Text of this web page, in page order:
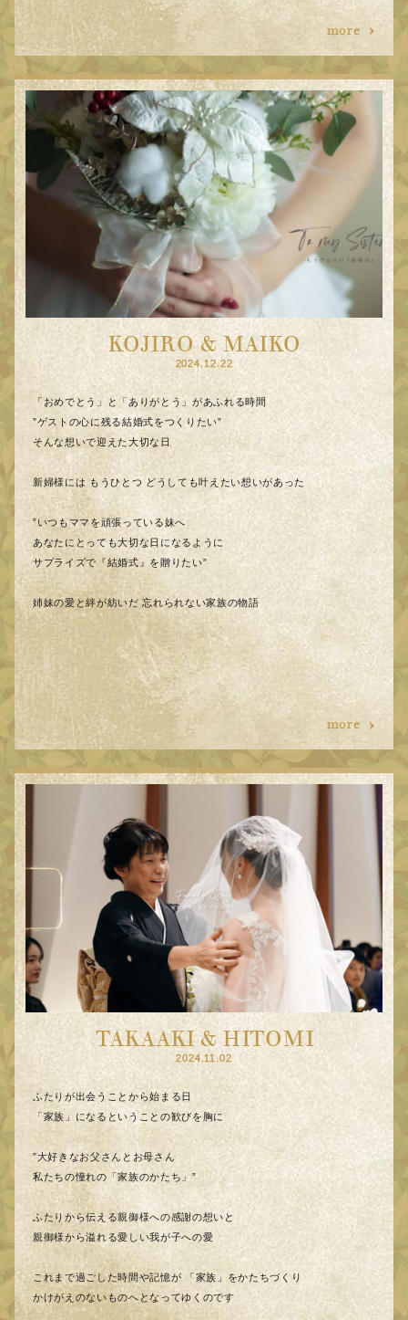
more
KOJIRO & MAIKO
2024.12.22
「おめでとう」と「ありがとう」があふれる時間
”ゲストの心に残る結婚式をつくりたい”
そんな想いで迎えた大切な日
新婦様には もうひとつ どうしても叶えたい想いがあった
”いつもママを頑張っている妹へ
あなたにとっても大切な日になるように
サプライズで『結婚式』を贈りたい”
姉妹の愛と絆が紡いだ 忘れられない家族の物語
more
TAKAAKI & HITOMI
2024.11.02
ふたりが出会うことから始まる日
「家族」になるということの歓びを胸に
”大好きなお父さんとお母さん
私たちの憧れの「家族のかたち」”
ふたりから伝える親御様への感謝の想いと
親御様から溢れる愛しい我が子への愛
これまで過ごした時間や記憶が 「家族」をかたちづくり
かけがえのないものへとなってゆくのです